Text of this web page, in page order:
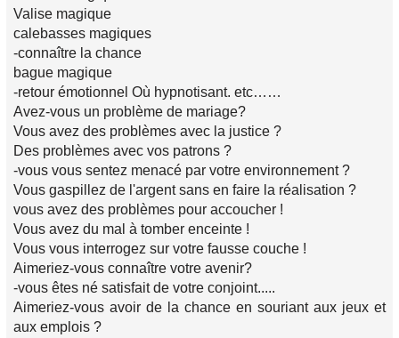
Valise magique
calebasses magiques
-connaître la chance
bague magique
-retour émotionnel Où hypnotisant. etc……
Avez-vous un problème de mariage?
Vous avez des problèmes avec la justice ?
Des problèmes avec vos patrons ?
-vous vous sentez menacé par votre environnement ?
Vous gaspillez de l'argent sans en faire la réalisation ?
vous avez des problèmes pour accoucher !
Vous avez du mal à tomber enceinte !
Vous vous interrogez sur votre fausse couche !
Aimeriez-vous connaître votre avenir?
-vous êtes né satisfait de votre conjoint.....
Aimeriez-vous avoir de la chance en souriant aux jeux et
aux emplois ?